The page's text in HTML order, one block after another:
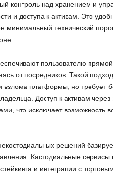
контроль над хранением и
и доступа к активам. Это
минимальный технический
пользователю
от посредников. Такой
взлома платформы, но требует
Доступ к активам
что исключает возможность
решений
Кастодиальные сервисы
и интеграции с